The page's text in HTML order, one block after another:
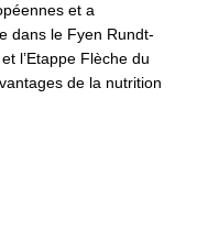
et a
dans le Fyen Rundt-
l’Etappe Flèche du
de la nutrition